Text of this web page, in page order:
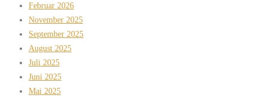
Februar 2026
November 2025
September 2025
August 2025
Juli 2025
Juni 2025
Mai 2025